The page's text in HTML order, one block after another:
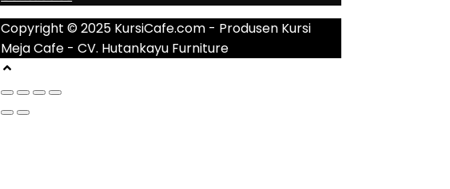
Copyright © 2025 KursiCafe.com - Produsen Kursi
Meja Cafe - CV. Hutankayu Furniture